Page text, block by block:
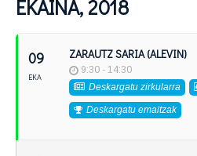
EKAINA, 2018
09
EKA
ZARAUTZ SARIA (ALEVIN)
9:30 - 14:30
Deskargatu zirkularra
Deskargatu emaitzak